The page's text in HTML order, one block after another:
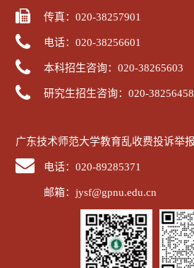
传真：020-38257901
电话：020-38256601
本科招生咨询：020-38265603
研究生招生咨询：020-38256458
广东技术师范大学教育乱收费投诉举
电话：020-89285371
邮箱：jysf@gpnu.edu.cn